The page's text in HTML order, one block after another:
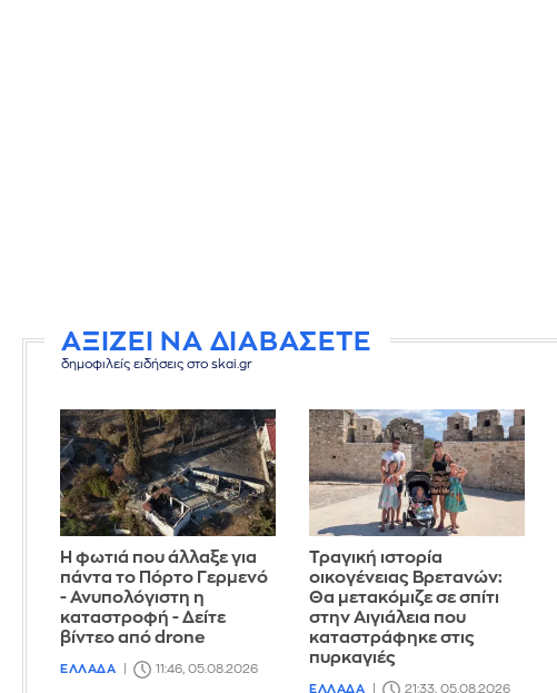
ΑΞΙΖΕΙ ΝΑ ΔΙΑΒΑΣΕΤΕ
δημοφιλείς ειδήσεις στο skai.gr
Η φωτιά που άλλαξε για
πάντα το Πόρτο Γερμενό
- Ανυπολόγιστη η
καταστροφή - Δείτε
βίντεο από drone
ΕΛΛΑΔΑ 11:46, 05.08.2026
Τραγική ιστορία
οικογένειας Βρετανών:
Θα μετακόμιζε σε σπίτι
στην Αιγιάλεια που
καταστράφηκε στις
πυρκαγιές
ΕΛΛΑΔΑ 21:33, 05.08.2026